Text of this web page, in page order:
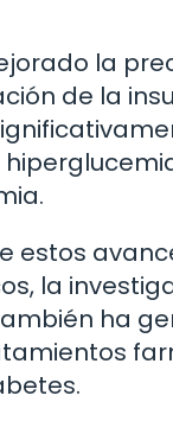
la
de la
estos
la
ha